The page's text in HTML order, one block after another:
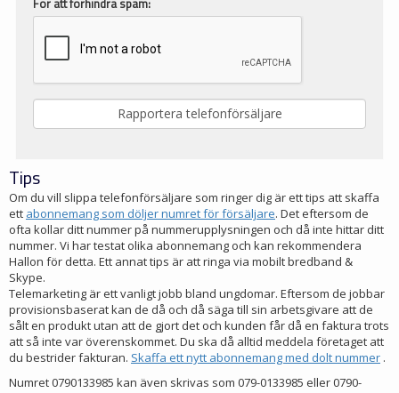
För att förhindra spam:
Tips
Om du vill slippa telefonförsäljare som ringer dig är ett tips att skaffa
ett abonnemang som döljer numret för försäljare. Det eftersom de
ofta kollar ditt nummer på nummerupplysningen och då inte hittar ditt
nummer. Vi har testat olika abonnemang och kan rekommendera
Hallon för detta. Ett annat tips är att ringa via mobilt bredband &
Skype.
Telemarketing är ett vanligt jobb bland ungdomar. Eftersom de jobbar
provisionsbaserat kan de då och då säga till sin arbetsgivare att de
sålt en produkt utan att de gjort det och kunden får då en faktura trots
att så inte var överenskommet. Du ska då alltid meddela företaget att
du bestrider fakturan. Skaffa ett nytt abonnemang med dolt nummer .
Numret 0790133985 kan även skrivas som 079-0133985 eller 0790-